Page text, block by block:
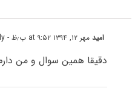
امیدمهر ۱۲, ۱۳۹۴ at ۹:۵۲ ب٫ظ - Reply
دقیقا همین سوال و من